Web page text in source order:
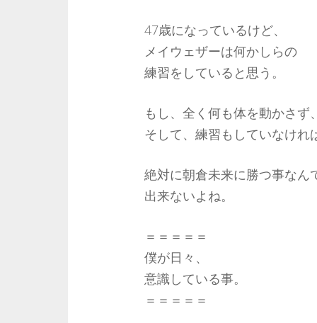
47歳になっているけど、
メイウェザーは何かしらの
練習をしていると思う。
もし、全く何も体を動かさず、
そして、練習もしていなけれ
絶対に朝倉未来に勝つ事なん
出来ないよね。
＝＝＝＝＝
僕が日々、
意識している事。
＝＝＝＝＝